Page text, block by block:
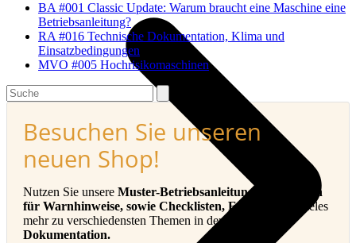
BA #001 Classic Update: Warum braucht eine Maschine eine
Betriebsanleitung?
RA #016 Technische Dokumentation, Klima und
Einsatzbedingungen
MVO #005 Hochrisikomaschinen
Search
Besuchen Sie unseren
neuen Shop!
Nutzen Sie unsere Muster-Betriebsanleitungen, Vorlagen
für Warnhinweise, sowie Checklisten, E-Books
und vieles
mehr zu verschiedensten Themen in der
Dokumentation.